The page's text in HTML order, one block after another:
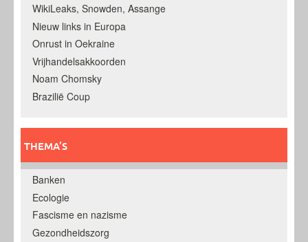
WikiLeaks, Snowden, Assange
Nieuw links in Europa
Onrust in Oekraine
Vrijhandelsakkoorden
Noam Chomsky
Brazilië Coup
THEMA’S
Banken
Ecologie
Fascisme en nazisme
Gezondheidszorg